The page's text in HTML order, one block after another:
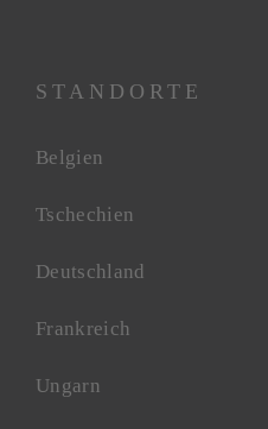
STANDORTE
Belgien
Tschechien
Deutschland
Frankreich
Ungarn